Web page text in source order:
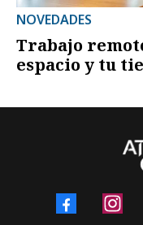
NOVEDADES
Trabajo
espacio y tu